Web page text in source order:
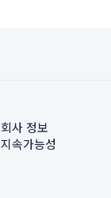
회사 정보
지속가능성